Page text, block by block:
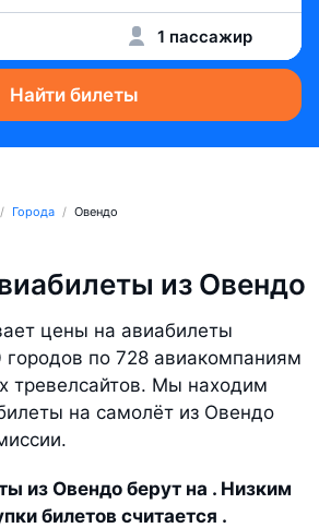
1 пассажир
Найти билеты
Города Овендо
из Овендо
цены на авиабилеты
по 728 авиакомпаниям
тревелсайтов. Мы находим
на самолёт из Овендо
из Овендо берут на . Низким
билетов считается .